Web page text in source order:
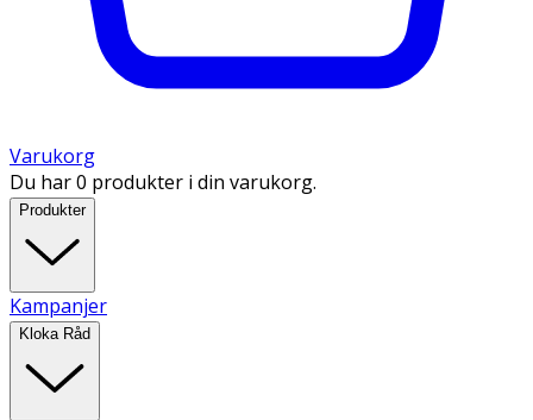
Varukorg
Du har 0 produkter i din varukorg.
Produkter
Kampanjer
Kloka Råd